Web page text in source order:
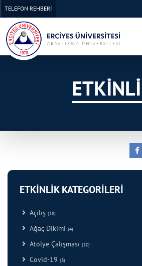
TELEFON REHBERİ
ETKİNLİK KATEGORİLERİ
Açılış (18)
Ağaç Dikimi (4)
Atölye Çalışması (10)
Covid-19 (3)